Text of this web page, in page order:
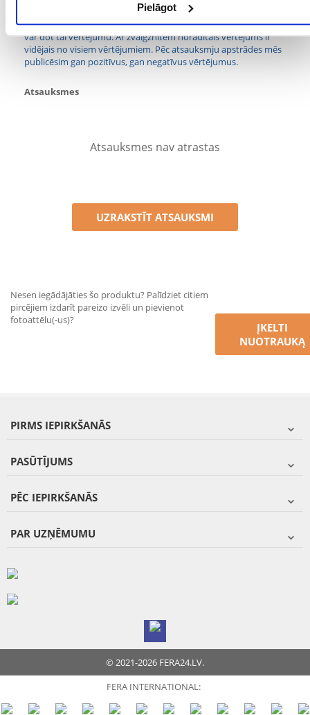
Pielāgot
Tikai reģistrēti FERA24.LV klienti, kuri ir iegādājušies produktu,
var dot tai vērtējumu. Ar zvaigznītēm norādītais vērtējums ir
vidējais no visiem vērtējumiem. Pēc atsauksmju apstrādes mēs
publicēsim gan pozitīvus, gan negatīvus vērtējumus.
Atsauksmes
Atsauksmes nav atrastas
UZRAKSTĪT ATSAUKSMI
Nesen iegādājāties šo produktu? Palīdziet citiem
pircējiem izdarīt pareizo izvēli un pievienot
fotoattēlu(-us)?
ĮKELTI
NUOTRAUKĄ
PIRMS IEPIRKŠANĀS
PASŪTĪJUMS
PĒC IEPIRKŠANĀS
PAR UZŅĒMUMU
© 2021-2026 FERA24.LV.
FERA INTERNATIONAL: